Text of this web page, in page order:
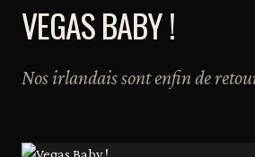
VEGAS BABY !
Nos irlandais sont enfin de